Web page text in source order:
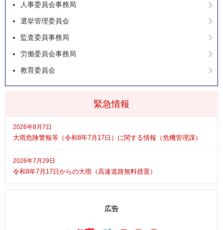
緊急情報
2026年8月7日
大雨危険警報等（令和8年7月17日）に関する情報（危機管理課）
2026年7月29日
令和8年7月17日からの大雨（高速道路無料措置）
人事委員会事務局
選挙管理委員会
監査委員事務局
労働委員会事務局
教育委員会
広告